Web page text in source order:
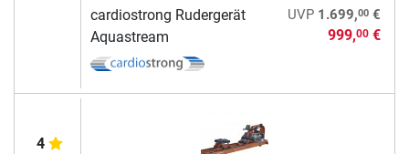
cardiostrong Rudergerät
Aquastream
UVP 1.699,00€
999,00€
4